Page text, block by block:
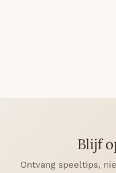
Blijf
Ontvang speeltips,